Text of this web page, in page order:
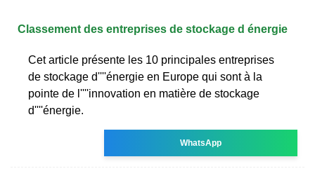
Classement des entreprises de stockage d énergie
Cet article présente les 10 principales entreprises
de stockage d''''énergie en Europe qui sont à la
pointe de l''''innovation en matière de stockage
d''''énergie.
WhatsApp